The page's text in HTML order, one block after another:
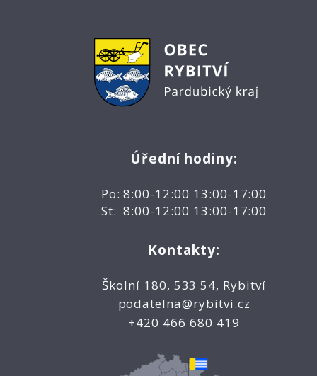
Úřední hodiny:
Po: 8:00-12:00 13:00-17:00
St: 8:00-12:00 13:00-17:00
Kontakty:
Školní 180, 533 54, Rybitví
podatelna@rybitvi.cz
+420 466 680 419